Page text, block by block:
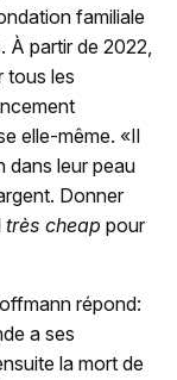
familiale
À partir de 2022,
tous les
elle-même. «Il
dans leur peau
Donner
très cheap pour
répond:
a ses
la mort de